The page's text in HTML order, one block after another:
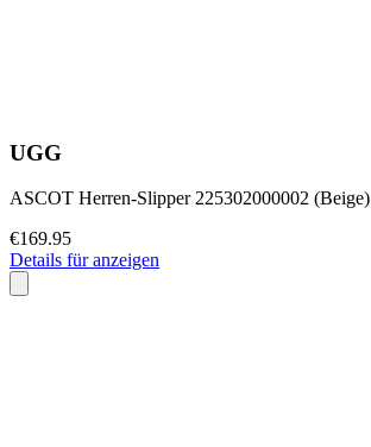
UGG
ASCOT Herren-Slipper 225302000002 (Beige)
€169.95
Details für anzeigen